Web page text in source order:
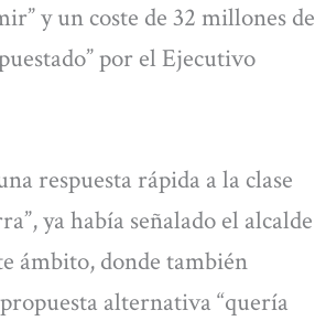
y un coste de 32 millones de
por el Ejecutivo
respuesta rápida a la clase
ya había señalado el alcalde
ámbito, donde también
alternativa “quería